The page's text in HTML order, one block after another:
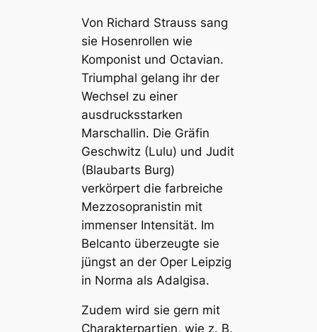
Von Richard Strauss sang
sie Hosenrollen wie
Komponist und Octavian.
Triumphal gelang ihr der
Wechsel zu einer
ausdrucksstarken
Marschallin. Die Gräfin
Geschwitz (Lulu) und Judit
(Blaubarts Burg)
verkörpert die farbreiche
Mezzosopranistin mit
immenser Intensität. Im
Belcanto überzeugte sie
jüngst an der Oper Leipzig
in Norma als Adalgisa.
Zudem wird sie gern mit
Charakterpartien, wie z. B.